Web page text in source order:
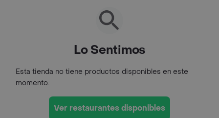
Lo Sentimos
Esta tienda no tiene productos disponibles en este
momento.
Ver restaurantes disponibles